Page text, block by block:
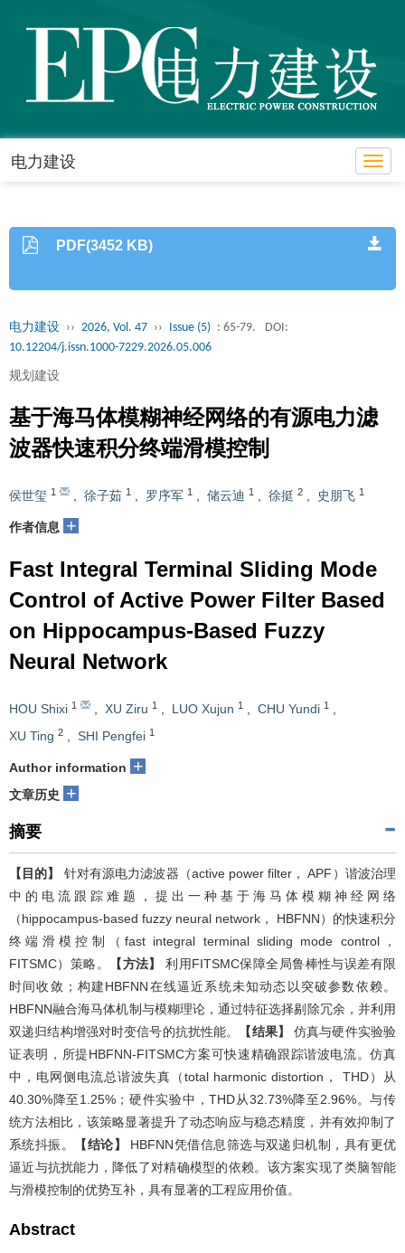
电力建设
PDF(3452 KB)
电力建设 ›› 2026, Vol. 47 ›› Issue (5) : 65-79.
DOI:
10.12204/j.issn.1000-7229.2026.05.006
规划建设
基于海马体模糊神经网络的有源电力滤
波器快速积分终端滑模控制
侯世玺 1 徐子茹 1 罗序军 1 储云迪 1 徐挺 2 史朋飞 1
作者信息 +
Fast Integral Terminal Sliding Mode
Control of Active Power Filter Based
on Hippocampus-Based Fuzzy
Neural Network
HOU Shixi 1 XU Ziru 1 LUO Xujun 1 CHU Yundi 1
XU Ting 2 SHI Pengfei 1
Author information +
文章历史 +
摘要
【目的】
针对有源电力滤波器（active power filter， APF）谐波治理
中的电流跟踪难题，提出一种基于海马体模糊神经网络
（hippocampus-based fuzzy neural network， HBFNN）的快速积分
终端滑模控制（fast integral terminal sliding mode control，
FITSMC）策略。
【方法】
利用FITSMC保障全局鲁棒性与误差有限
时间收敛；构建HBFNN在线逼近系统未知动态以突破参数依赖。
HBFNN融合海马体机制与模糊理论，通过特征选择剔除冗余，并利用
双递归结构增强对时变信号的抗扰性能。
【结果】
仿真与硬件实验验
证表明，所提HBFNN-FITSMC方案可快速精确跟踪谐波电流。仿真
中，电网侧电流总谐波失真（total harmonic distortion， THD）从
40.30%降至1.25%；硬件实验中，THD从32.73%降至2.96%。与传
统方法相比，该策略显著提升了动态响应与稳态精度，并有效抑制了
系统抖振。
【结论】
HBFNN凭借信息筛选与双递归机制，具有更优
逼近与抗扰能力，降低了对精确模型的依赖。该方案实现了类脑智能
与滑模控制的优势互补，具有显著的工程应用价值。
Abstract